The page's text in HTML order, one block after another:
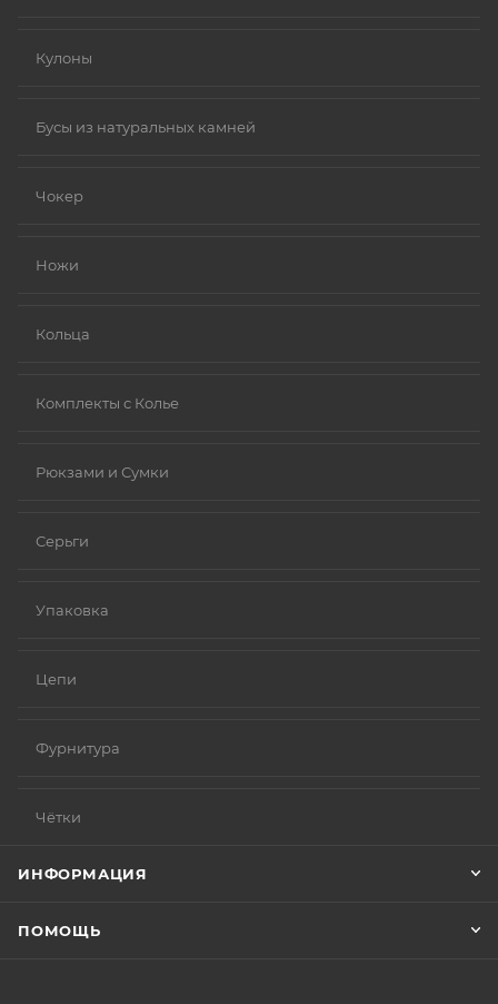
Кулоны
Бусы из натуральных камней
Чокер
Ножи
Кольца
Комплекты с Колье
Рюкзами и Сумки
Серьги
Упаковка
Цепи
Фурнитура
Чётки
ИНФОРМАЦИЯ
ПОМОЩЬ